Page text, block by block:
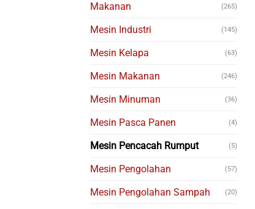
Makanan (265)
Mesin Industri (145)
Mesin Kelapa (63)
Mesin Makanan (246)
Mesin Minuman (36)
Mesin Pasca Panen (4)
Mesin Pencacah Rumput (5)
Mesin Pengolahan (57)
Mesin Pengolahan Sampah (20)